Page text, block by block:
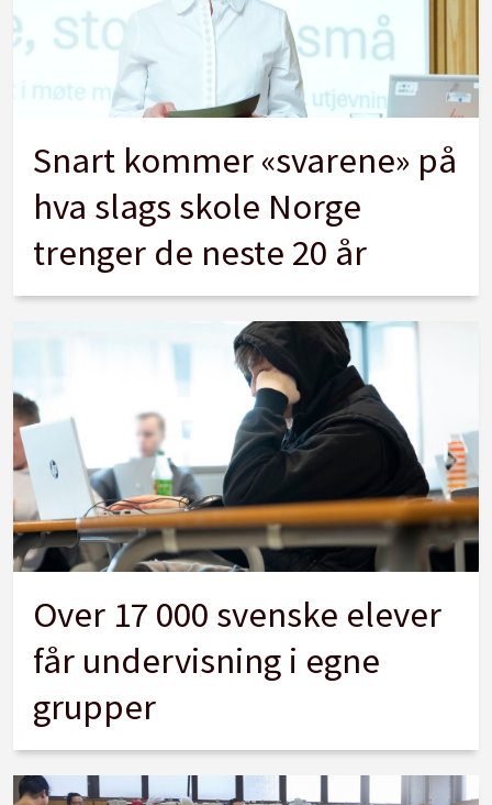
Snart kommer «svarene» på
hva slags skole Norge
trenger de neste 20 år
Over 17 000 svenske elever
får undervisning i egne
grupper